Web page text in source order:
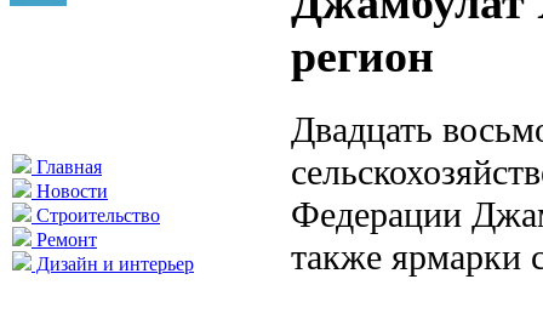
Главная
Новости
Строительство
Ремонт
Дизайн и интерьер
регион
Двадцать
Федерации
также ярмарки